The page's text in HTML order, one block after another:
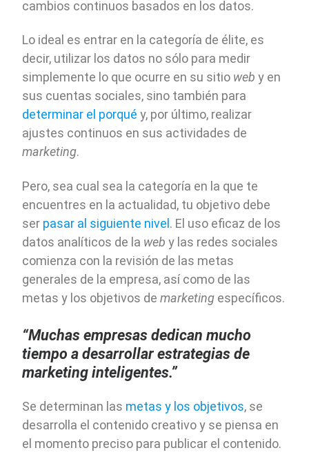
cambios continuos basados en los datos.
Lo ideal es entrar en la categoría de élite, es
decir, utilizar los datos no sólo para medir
simplemente lo que ocurre en su sitio web y en
sus cuentas sociales, sino también para
determinar el porqué y, por último, realizar
ajustes continuos en sus actividades de
marketing.
Pero, sea cual sea la categoría en la que te
encuentres en la actualidad, tu objetivo debe
ser pasar al siguiente nivel. El uso eficaz de los
datos analíticos de la web y las redes sociales
comienza con la revisión de las metas
generales de la empresa, así como de las
metas y los objetivos demarketing específicos.
“Muchas empresas dedican mucho
tiempo a desarrollar estrategias de
marketing inteligentes.”
Se determinan las metas y los objetivos, se
desarrolla el contenido creativo y se piensa en
el momento preciso para publicar el contenido.